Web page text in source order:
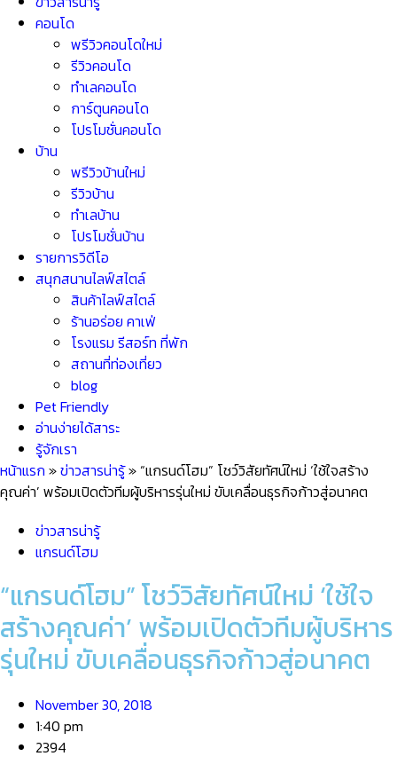
คอนโด
พรีวิวคอนโดใหม่
รีวิวคอนโด
ทำเลคอนโด
การ์ตูนคอนโด
โปรโมชั่นคอนโด
บ้าน
พรีวิวบ้านใหม่
รีวิวบ้าน
ทำเลบ้าน
โปรโมชั่นบ้าน
รายการวิดีโอ
สนุกสนานไลฟ์สไตล์
สินค้าไลฟ์สไตล์
ร้านอร่อย คาเฟ่
โรงแรม รีสอร์ท ที่พัก
สถานที่ท่องเที่ยว
blog
Pet Friendly
อ่านง่ายได้สาระ
รู้จักเรา
หน้าแรก »ข่าวสารน่ารู้» “แกรนด์โฮม” โชว์วิสัยทัศน์ใหม่ ‘ใช้ใจสร้าง
คุณค่า’ พร้อมเปิดตัวทีมผู้บริหารรุ่นใหม่ ขับเคลื่อนธุรกิจก้าวสู่อนาคต
ข่าวสารน่ารู้
แกรนด์โฮม
“แกรนด์โฮม” โชว์วิสัยทัศน์ใหม่ ‘ใช้ใจ
สร้างคุณค่า’ พร้อมเปิดตัวทีมผู้บริหาร
รุ่นใหม่ ขับเคลื่อนธุรกิจก้าวสู่อนาคต
November 30, 2018
1:40 pm
2394